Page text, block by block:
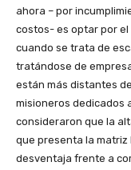
ahora – por
costos- es optar por
cuando se trata de
tratándose de
están más distantes
misioneros dedicados
consideraron que la
que presenta la
desventaja frente a